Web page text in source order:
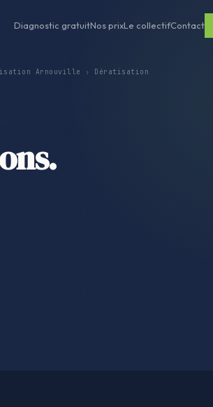
Diagnostic gratuitNos prixLe collectifContact
Arnouville › Dératisation